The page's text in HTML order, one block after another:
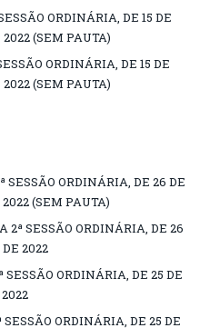
ORDINÁRIA, DE 15 DE
(SEM PAUTA)
ORDINÁRIA, DE 15 DE
(SEM PAUTA)
SESSÃO ORDINÁRIA, DE 26 DE
(SEM PAUTA)
2ª SESSÃO ORDINÁRIA, DE 26
2022
SESSÃO ORDINÁRIA, DE 25 DE
SESSÃO ORDINÁRIA, DE 25 DE